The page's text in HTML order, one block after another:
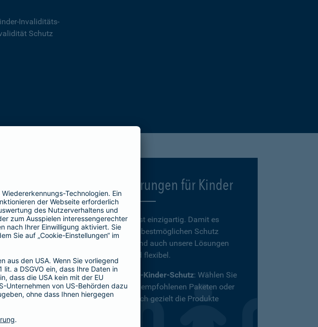
Invaliditäts-
Schutz
Schutz
und soziale
Versicherungen für Kinder
Jedes Kind ist einzigartig. Damit es
definitiv den bestmöglichen Schutz
bekommt, sind auch unsere Lösungen
vielfältig und flexibel.
Passend-für-Kinder-Schutz: Wählen Sie
aus unseren empfohlenen Paketen oder
stellen Sie sich gezielt die Produkte